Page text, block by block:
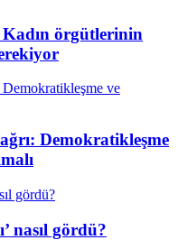
örgütlerinin
Demokratikleşme
nasıl gördü?